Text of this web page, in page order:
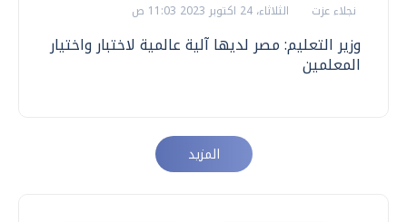
نجلاء عزت الثلاثاء، 24 اكتوبر 2023 11:03 ص
وزير التعليم: مصر لديها آلية عالمية لاختبار واختيار
المعلمين
المزيد